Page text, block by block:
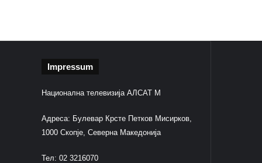
Impressum
Национална телевизија АЛСАТ М
Адреса: Булевар Крсте Петков Мисирков,
1000 Скопје, Северна Македонија
Тел: 02 3216070